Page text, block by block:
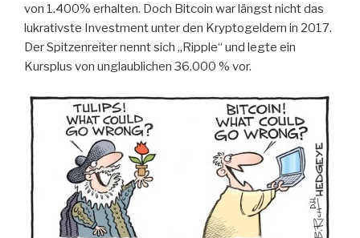
von 1.400% erhalten. Doch Bitcoin war längst nicht das
lukrativste Investment unter den Kryptogeldern in 2017.
Der Spitzenreiter nennt sich „Ripple“ und legte ein
Kursplus von unglaublichen 36.000 % vor.